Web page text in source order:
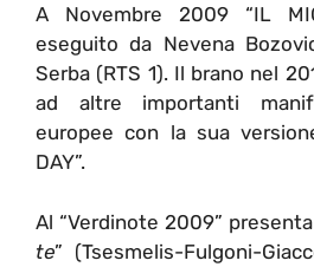
A Novembre 2009 “IL
eseguito da Nevena
Serba (RTS 1). Il brano nel
ad altre importanti
europee con la sua
DAY”.
Al “Verdinote 2009”
te” (Tsesmelis-Fulgoni-